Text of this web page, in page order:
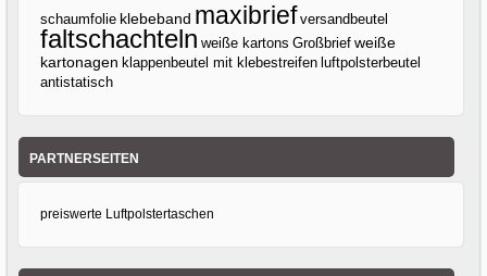
schaumfolie klebeband maxibrief versandbeutel
faltschachteln weiße kartons Großbrief weiße
kartonagen klappenbeutel mit klebestreifen luftpolsterbeutel
antistatisch
PARTNERSEITEN
preiswerte Luftpolstertaschen